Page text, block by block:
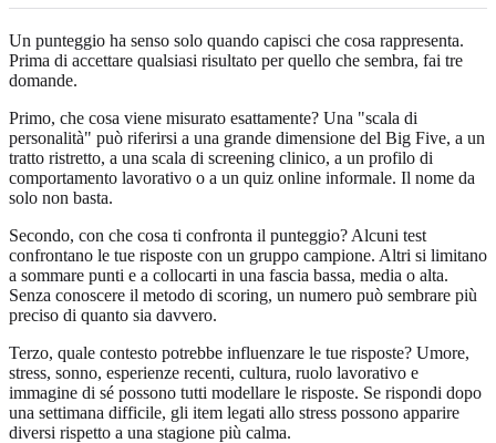
Un punteggio ha senso solo quando capisci che cosa rappresenta.
Prima di accettare qualsiasi risultato per quello che sembra, fai tre
domande.
Primo, che cosa viene misurato esattamente? Una "scala di
personalità" può riferirsi a una grande dimensione del Big Five, a un
tratto ristretto, a una scala di screening clinico, a un profilo di
comportamento lavorativo o a un quiz online informale. Il nome da
solo non basta.
Secondo, con che cosa ti confronta il punteggio? Alcuni test
confrontano le tue risposte con un gruppo campione. Altri si limitano
a sommare punti e a collocarti in una fascia bassa, media o alta.
Senza conoscere il metodo di scoring, un numero può sembrare più
preciso di quanto sia davvero.
Terzo, quale contesto potrebbe influenzare le tue risposte? Umore,
stress, sonno, esperienze recenti, cultura, ruolo lavorativo e
immagine di sé possono tutti modellare le risposte. Se rispondi dopo
una settimana difficile, gli item legati allo stress possono apparire
diversi rispetto a una stagione più calma.